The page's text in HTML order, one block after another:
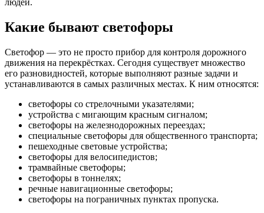
Какие бывают светофоры
Светофор — это не просто прибор для контроля дорожного
движения на перекрёстках. Сегодня существует множество
его разновидностей, которые выполняют разные задачи и
устанавливаются в самых различных местах. К ним относятся:
светофоры со стрелочными указателями;
устройства с мигающим красным сигналом;
светофоры на железнодорожных переездах;
специальные светофоры для общественного транспорта;
пешеходные световые устройства;
светофоры для велосипедистов;
трамвайные светофоры;
светофоры в тоннелях;
речные навигационные светофоры;
светофоры на пограничных пунктах пропуска.